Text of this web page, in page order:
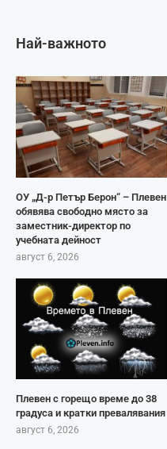
Най-важното
ОУ „Д-р Петър Берон“ – Плевен
обявява свободно място за
заместник-директор по
учебната дейност
август 6, 2026
Плевен с горещо време до 38
градуса и кратки превалявания
август 6, 2026